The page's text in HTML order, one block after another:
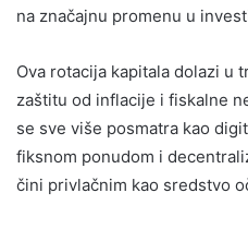
na značajnu promenu u
Ova rotacija kapitala dolazi u
zaštitu od inflacije i fiskalne
se sve više posmatra kao
fiksnom ponudom i
čini privlačnim kao sredstvo